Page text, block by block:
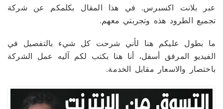
عبر بلانت اكسبرس. في هذا المقال بكلمكم عن شركة
تجميع الطرود هذه وتجربتي معهم.
ما بطول عليكم هنا لأني شرحت كل شيء بالتفصيل في
الفيديو المرفق أسفل، أنا هنا بكتب لكم آليه عمل الشركة
باختصار والاسعار مقابل الخدمة.